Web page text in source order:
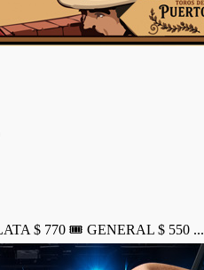
$ 770 🎟️ GENERAL $ 550 ...